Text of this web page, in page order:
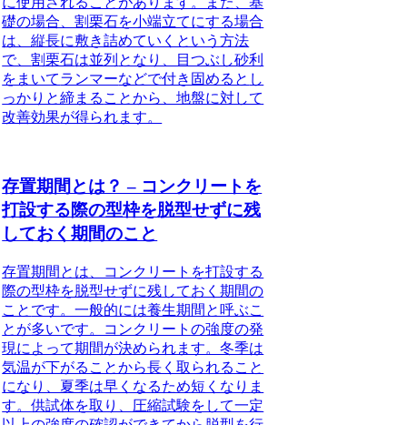
礎の場合、割栗石を小端立てにする場合
は、縦長に敷き詰めていくという方法
で、割栗石は並列 となり、目つぶし砂利
をまいてランマーなどで付き固めると し
っかりと締まる ことから、地盤に対して
改善効果が得られます。
存置期間とは？ – コンクリートを
打設する際の型枠を脱型せずに残
しておく期間のこと
存置期間とは、コンクリートを打設する
際の型枠を脱型せずに残しておく期間の
こと です。一般的には養生期間と呼ぶこ
とが多いです。コンクリートの強度の発
現によって期間が決められます。冬季は
気温が下がることから長く取られること
になり、夏季は早くなるため短くなりま
す。供試体を取り、圧縮試験をして一定